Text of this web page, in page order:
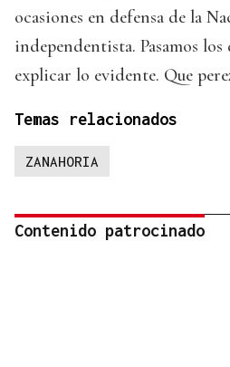
ocasiones en defensa de la
independentista. Pasamos
explicar lo evidente. Que
Temas relacionados
ZANAHORIA
Contenido patrocinado